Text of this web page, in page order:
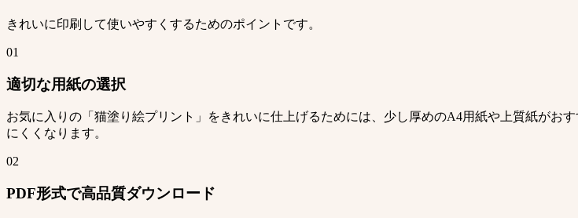
きれいに印刷して使いやすくするためのポイントです。
01
適切な用紙の選択
お気に入りの「猫塗り絵プリント」をきれいに仕上げるためには、少し厚めのA4用紙や上質紙がお
にくくなります。
02
PDF形式で高品質ダウンロード